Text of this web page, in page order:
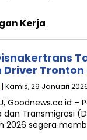
Kerja
Driver
| Kamis, 29 Januari
Goodnews.co.id
dan Transmigrasi
2026 segera